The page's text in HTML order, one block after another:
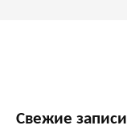
Свежие записи